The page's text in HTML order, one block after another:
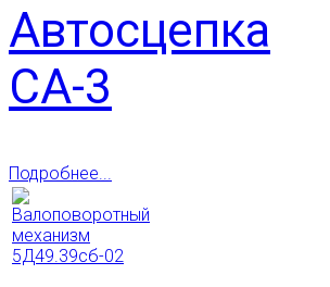
Автосцепка
СА-3
Подробнее...